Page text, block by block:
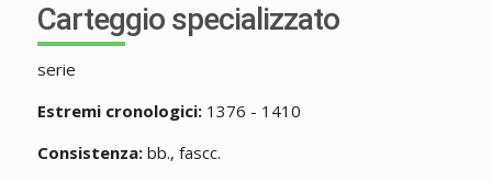
Carteggio specializzato
serie
Estremi cronologici:1376 - 1410
Consistenza:bb., fascc.